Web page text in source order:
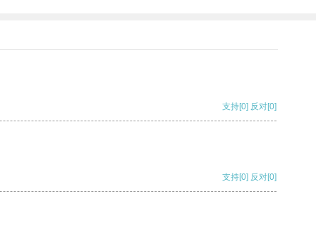
支持[0] 反对[0]
支持[0] 反对[0]